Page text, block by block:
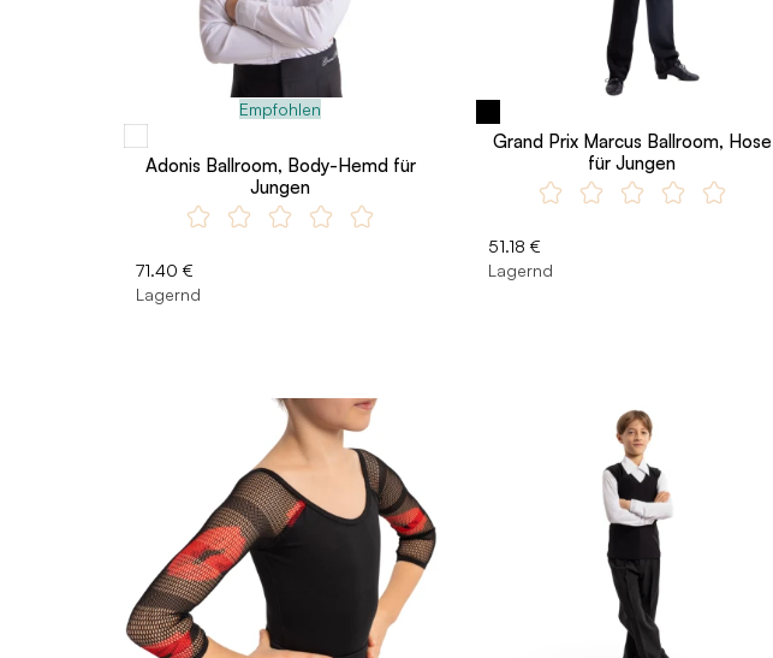
Empfohlen
Adonis Ballroom, Body-Hemd für
Jungen
71.40 €
Lagernd
Grand Prix Marcus Ballroom, Hose
für Jungen
51.18 €
Lagernd